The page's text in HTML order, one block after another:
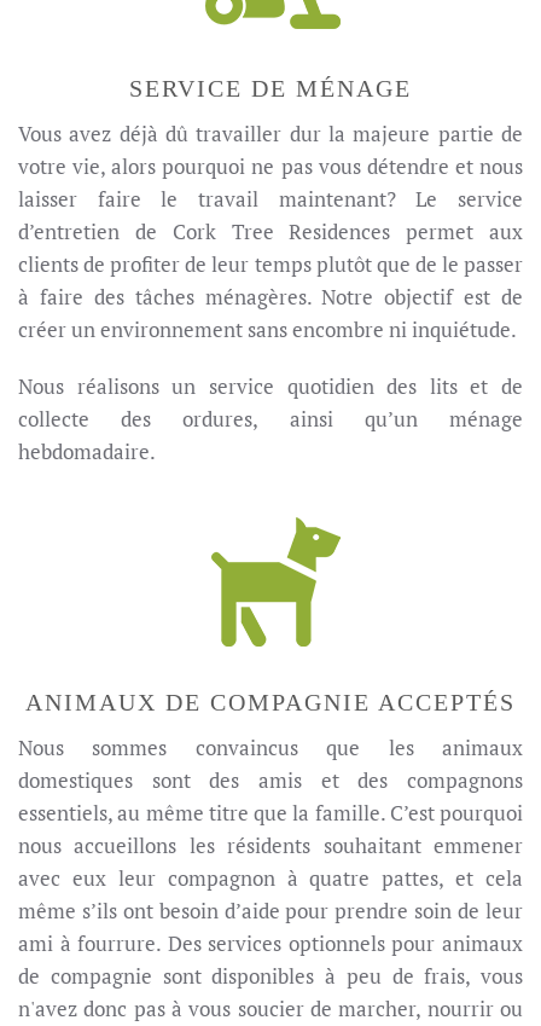
SERVICE DE MÉNAGE
Vous avez déjà dû travailler dur la majeure partie de
votre vie, alors pourquoi ne pas vous détendre et nous
laisser faire le travail maintenant? Le service
d’entretien de Cork Tree Residences permet aux
clients de profiter de leur temps plutôt que de le passer
à faire des tâches ménagères. Notre objectif est de
créer un environnement sans encombre ni inquiétude.
Nous réalisons un service quotidien des lits et de
collecte des ordures, ainsi qu’un ménage
hebdomadaire.
ANIMAUX DE COMPAGNIE ACCEPTÉS
Nous sommes convaincus que les animaux
domestiques sont des amis et des compagnons
essentiels, au même titre que la famille. C’est pourquoi
nous accueillons les résidents souhaitant emmener
avec eux leur compagnon à quatre pattes, et cela
même s’ils ont besoin d’aide pour prendre soin de leur
ami à fourrure. Des services optionnels pour animaux
de compagnie sont disponibles à peu de frais, vous
n'avez donc pas à vous soucier de marcher, nourrir ou